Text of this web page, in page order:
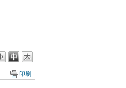
印刷